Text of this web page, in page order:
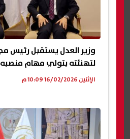
وزير العدل يستقبل رئيس
لتهنئته بتولي مهام منصبه
الإثنين 16/02/2026 10:09 م